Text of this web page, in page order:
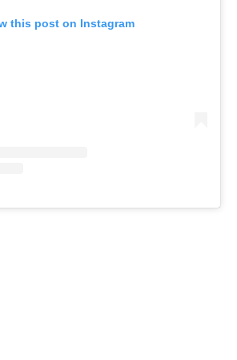
this post on Instagram